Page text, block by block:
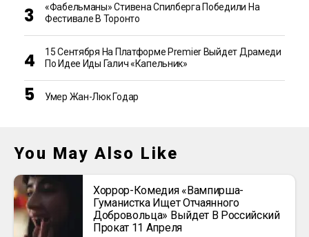
«Фабельманы» Стивена Спилберга Победили На
Фестивале В Торонто
15 Сентября На Платформе Premier Выйдет Драмеди
По Идее Иды Галич «Капельник»
Умер Жан-Люк Годар
You May Also Like
Хоррор-Комедия «Вампирша-
Гуманистка Ищет Отчаянного
Добровольца» Выйдет В Российский
Прокат 11 Апреля